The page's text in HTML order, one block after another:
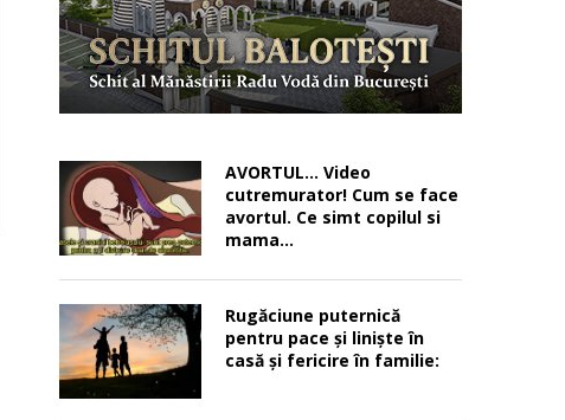
AVORTUL… Video
cutremurator! Cum se face
avortul. Ce simt copilul si
mama…
Rugăciune puternică
pentru pace şi linişte în
casă şi fericire în familie: